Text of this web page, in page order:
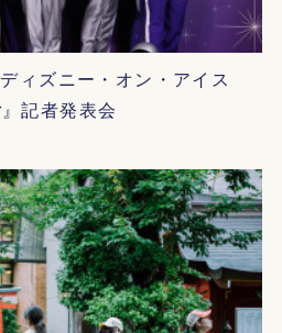
ィズニー・オン・アイス
記者発表会